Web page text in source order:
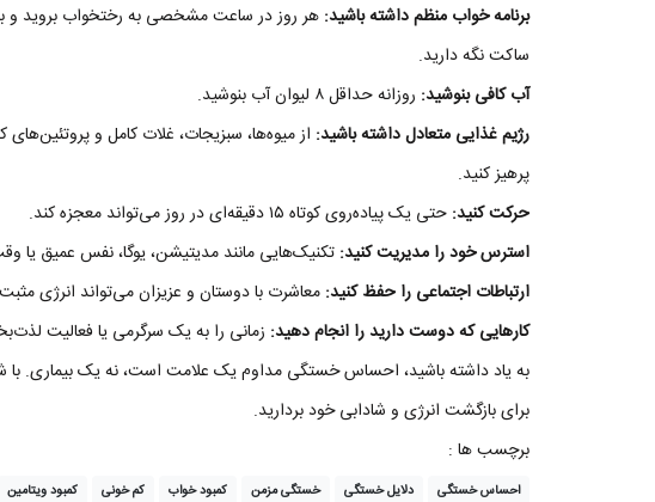
برنامه خواب منظم داشته باشید: هر روز در ساعت مشخصی به رختخواب بروید و
ساکت نگه دارید.
آب کافی بنوشید: روزانه حداقل ۸ لیوان آب بنوشید.
رژیم غذایی متعادل داشته باشید: از میوه‌ها، سبزیجات، غلات کامل و
پرهیز کنید.
حرکت کنید: حتی یک پیاده‌روی کوتاه ۱۵ دقیقه‌ای در روز می‌تواند معجزه کند.
استرس خود را مدیریت کنید: تکنیک‌هایی مانند مدیتیشن، یوگا، نفس عمیق یا
ارتباطات اجتماعی را حفظ کنید: معاشرت با دوستان و عزیزان می‌تواند انرژی
کارهایی که دوست دارید را انجام دهید: زمانی را به یک سرگرمی یا فعالیت
به یاد داشته باشید، احساس خستگی مداوم یک علامت است، نه یک بیماری. با
برای بازگشت انرژی و شادابی خود بردارید.
برچسب ها :
احساس خستگی دلایل خستگی خستگی مزمن کمبود خواب کم‌ خونی کمبود ویتامین